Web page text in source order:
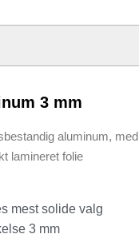
3 mm
aluminum, med
lamineret folie
mest solide valg
3 mm